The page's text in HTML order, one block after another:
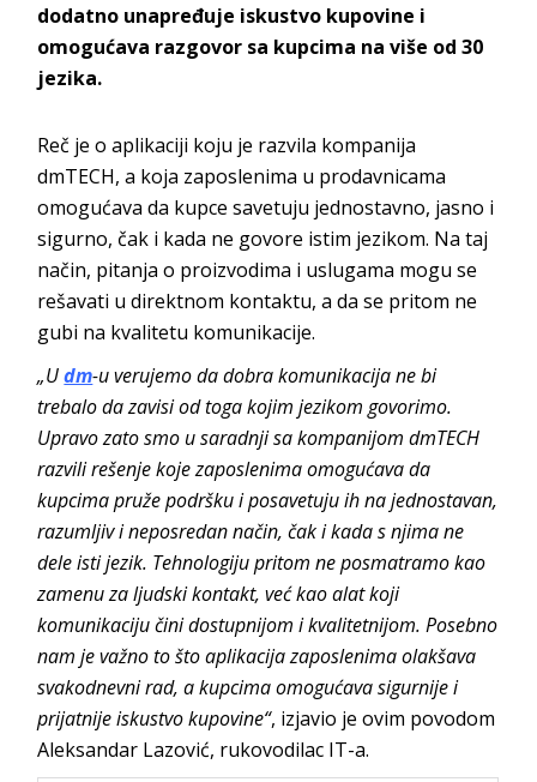
dodatno unapređuje iskustvo kupovine i
omogućava razgovor sa kupcima na više od 30
jezika.
Reč je o aplikaciji koju je razvila kompanija
dmTECH, a koja zaposlenima u prodavnicama
omogućava da kupce savetuju jednostavno, jasno i
sigurno, čak i kada ne govore istim jezikom. Na taj
način, pitanja o proizvodima i uslugama mogu se
rešavati u direktnom kontaktu, a da se pritom ne
gubi na kvalitetu komunikacije.
„Udm-u verujemo da dobra komunikacija ne bi
trebalo da zavisi od toga kojim jezikom govorimo.
Upravo zato smo u saradnji sa kompanijom dmTECH
razvili rešenje koje zaposlenima omogućava da
kupcima pruže podršku i posavetuju ih na jednostavan,
razumljiv i neposredan način, čak i kada s njima ne
dele isti jezik. Tehnologiju pritom ne posmatramo kao
zamenu za ljudski kontakt, već kao alat koji
komunikaciju čini dostupnijom i kvalitetnijom. Posebno
nam je važno to što aplikacija zaposlenima olakšava
svakodnevni rad, a kupcima omogućava sigurnije i
prijatnije iskustvo kupovine“, izjavio je ovim povodom
Aleksandar Lazović, rukovodilac IT-a.